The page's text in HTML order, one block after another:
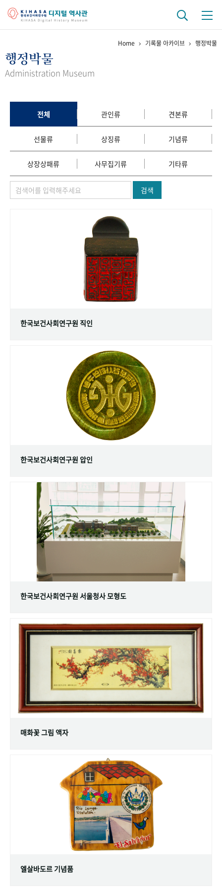
걸어온 길 기관 변천사
정책과 연구 키워드로 보는 연구 역사
연구자들
간행물 변천사
기록물 아카이브
사진 아카이브 문서 기록물 행정박물 영상 기록물
숫자로 보는 50년 50+1
Home 기록물 아카이브 행정박물
행정박물
Administration Museum
전체 관인류 견본류
선물류 상징류 기념류
상장상패류 사무집기류 기타류
검색
한국보건사회연구원 직인
한국보건사회연구원 압인
한국보건사회연구원 서울청사 모형도
매화꽃 그림 액자
엘살바도르 기념품